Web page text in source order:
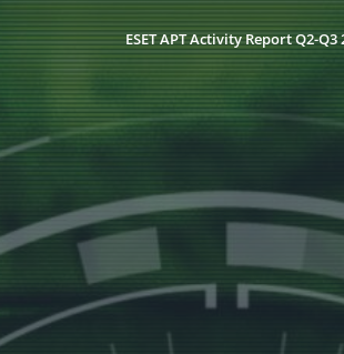
ESET APT Activity Report Q2-Q3